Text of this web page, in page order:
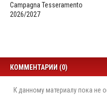
Campagna Tesseramento
2026/2027
КОММЕНТАРИИ (0)
К данному материалу пока не